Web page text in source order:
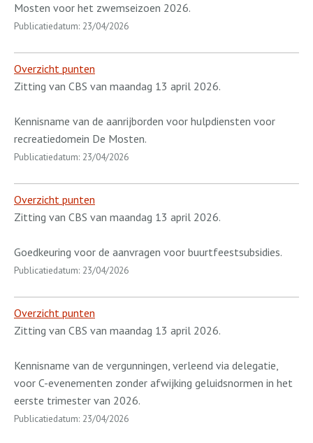
Mosten voor het zwemseizoen 2026.
Publicatiedatum: 23/04/2026
Overzicht punten
Zitting van CBS van maandag 13 april 2026.
Kennisname van de aanrijborden voor hulpdiensten voor
recreatiedomein De Mosten.
Publicatiedatum: 23/04/2026
Overzicht punten
Zitting van CBS van maandag 13 april 2026.
Goedkeuring voor de aanvragen voor buurtfeestsubsidies.
Publicatiedatum: 23/04/2026
Overzicht punten
Zitting van CBS van maandag 13 april 2026.
Kennisname van de vergunningen, verleend via delegatie,
voor C-evenementen zonder afwijking geluidsnormen in het
eerste trimester van 2026.
Publicatiedatum: 23/04/2026